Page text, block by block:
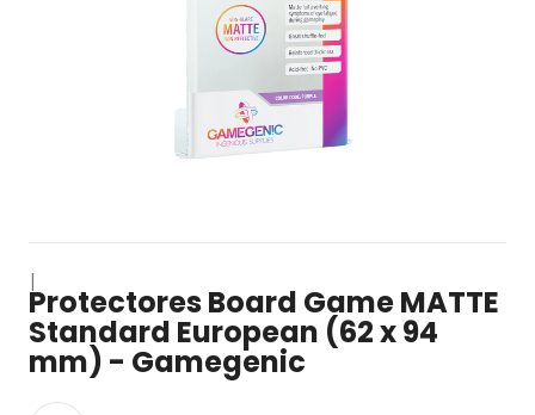
|
Protectores Board Game MATTE
Standard European (62 x 94
mm) - Gamegenic